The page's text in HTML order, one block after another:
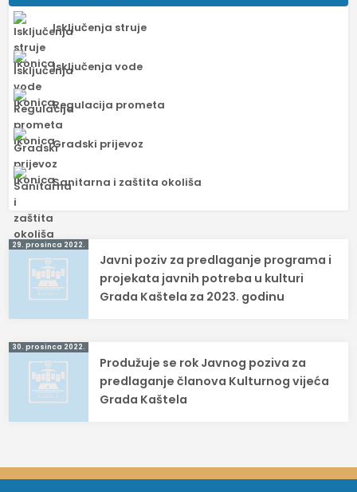
Isključenja struje
Isključenja vode
Regulacija prometa
Gradski prijevoz
Sanitarna i zaštita okoliša
Navigacija
objava
29. prosinca 2022.
Javni poziv za predlaganje programa i
projekata javnih potreba u kulturi
Grada Kaštela za 2023. godinu
30. prosinca 2022.
Produžuje se rok Javnog poziva za
predlaganje članova Kulturnog vijeća
Grada Kaštela